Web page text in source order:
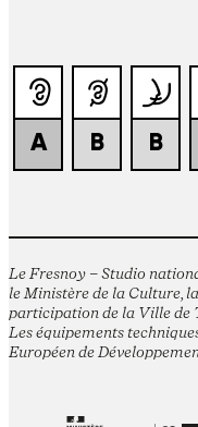
Le Fresnoy – Studio
le Ministère de la Culture,
participation de la Ville de
Les équipements
Européen de